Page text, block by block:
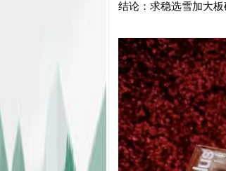
结论：求稳选雪加大